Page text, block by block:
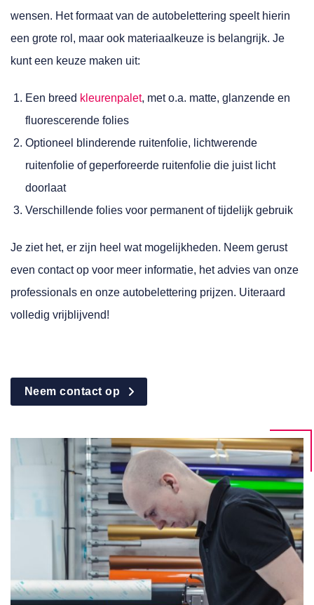
wensen. Het formaat van de autobelettering speelt hierin
een grote rol, maar ook materiaalkeuze is belangrijk. Je
kunt een keuze maken uit:
Een breed kleurenpalet, met o.a. matte, glanzende en
fluorescerende folies
Optioneel blinderende ruitenfolie, lichtwerende
ruitenfolie of geperforeerde ruitenfolie die juist licht
doorlaat
Verschillende folies voor permanent of tijdelijk gebruik
Je ziet het, er zijn heel wat mogelijkheden. Neem gerust
even contact op voor meer informatie, het advies van onze
professionals en onze autobelettering prijzen. Uiteraard
volledig vrijblijvend!
Neem contact op